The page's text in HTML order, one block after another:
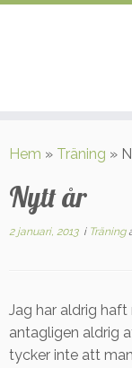
tillHem » Träning »
Nytt år
2 januari, 2013i Träning
Jag har aldrig
antagligen aldrig
tycker inte att